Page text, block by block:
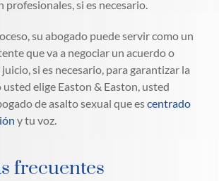
profesionales, si es necesario.
su abogado puede servir como un
que va a negociar un acuerdo o
si es necesario, para garantizar la
elige Easton & Easton, usted
de asalto sexual que escentrado
y tu voz.
frecuentes